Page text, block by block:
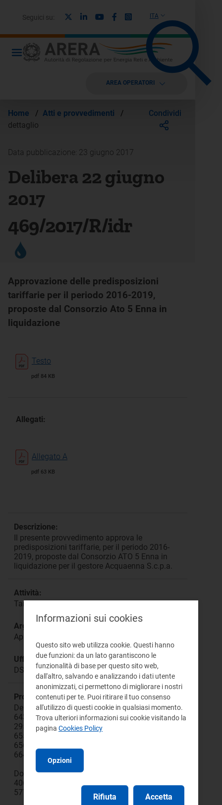
ITA
Seguici su: LinkedinYoutubeFacebook
Instagram
AREA OPERATORI
Home / Atti e provvedimenti
/
dettaglio
Condividi
Data pubblicazione: 23 giugno 2017
Delibera 22 giugno
2017
469/2017/R/idr
Approvazione delle predisposizioni
tariffarie per il periodo 2016-2019,
proposte dal Consorzio Ato 5 Enna in
liquidazione
Testo
pdf 84 KB
Allegati:
Allegato A
pdf 63 KB
Descrizione:
Il presente provvedimento approva le
predisposizioni tariffarie, per il periodo 2016-
2019, proposte dal Consorzio ATO 5 Enna in
liquidazione per il gestore Acquaenna S.c.p.a.
Attività:
Tariffe
Argomento:
Approvazione
Ufficio responsabile:
DSID Direzione Sistemi Idrici
Procedimento:
Deliberazioni: 585/2012/R/idr
643/2013/R/idr
295/2015/R/idr
655/2015/R/idr
656/2015/R/idr
664/2015/R/idr
Documenti per la consultazione:
406/2015/R/idr
577/2015/R/idr
Informazioni sui cookies
Questo sito web utilizza cookie. Questi hanno
due funzioni: da un lato garantiscono le
funzionalità di base per questo sito web,
dall'altro, salvando e analizzando i dati utente
anonimizzati, ci permettono di migliorare i nostri
contenuti per te. Puoi ritirare il tuo consenso
all'utilizzo di questi cookie in qualsiasi momento.
Trova ulteriori informazioni sui cookie visitando la
pagina Cookies Policy
Opzioni
Rifiuta Accetta